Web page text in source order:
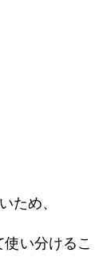
ため、
い分けるこ